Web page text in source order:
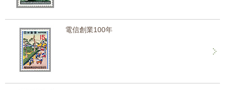
電信創業100年